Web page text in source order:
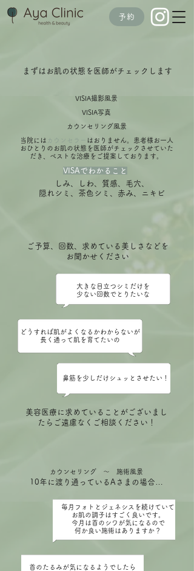
予約
まずはお肌の状態を医師がチェックします
VISIA撮影風景
VISIA写真
カウンセリング風景
​当院には
はおりません。患者様お一人
おひとりのお肌の状態を医師がチェックさせていた
だき、ベストな治療をご提案しております。
VISAでわかること
しみ、しわ、質感、毛穴、
隠れシミ、茶色シミ、赤み、ニキビ
​ご予算、回数、求めている美しさなどを
お聞かせください
大きな目立つシミだけを
少ない回数でとりたいな
どうすれば肌がよくなるかわからないが
​長く通って肌を育てたいの
鼻筋を少しだけシュッとさせたい！
美容医療に求めていることがございまし
たらご遠慮なくご相談ください！
カウンセリング ～ 施術風景
10年に渡り通っているAさまの場合…
毎月フォトとジェネシスを続けていて
お肌の調子はすごく良いです。
今月は首のシワが気になるので
​何か良い施術はありますか？
首のたるみが気になるようでしたら